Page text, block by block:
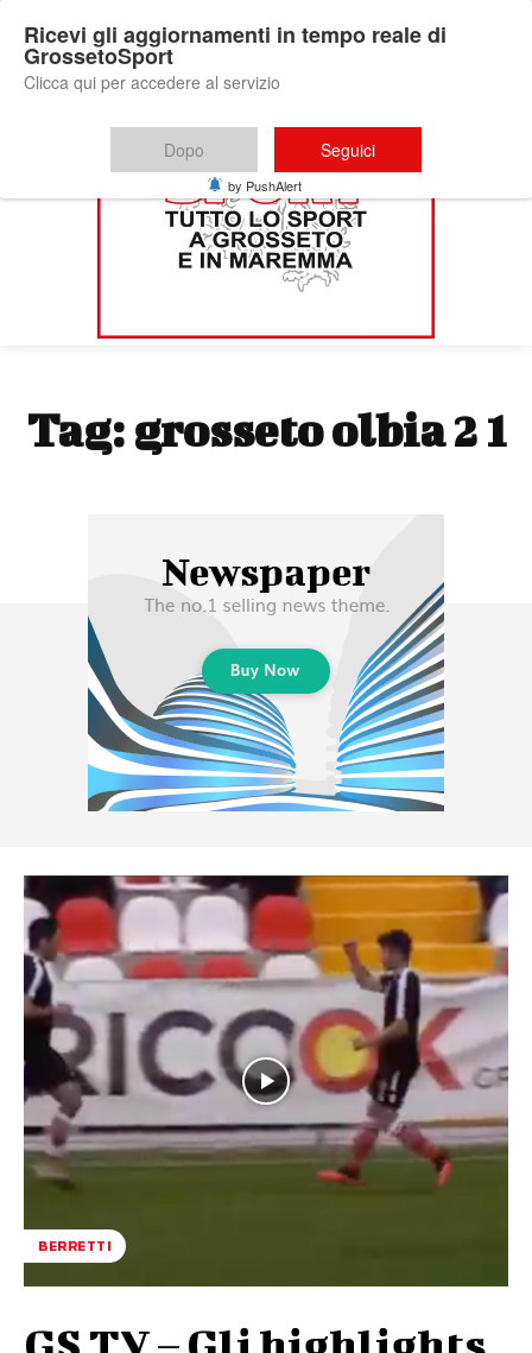
Tag: grosseto olbia 2 1
BERRETTI
Ricevi gli aggiornamenti in tempo reale di
GrossetoSport
Clicca qui per accedere al servizio
Dopo Seguici
by PushAlert